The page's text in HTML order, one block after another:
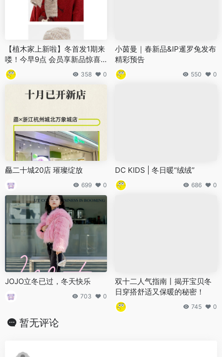
【植木家上新啦】冬首发1期来
喽！今早9点 会员享新品惊喜
价~
358 0
小茵曼｜春新品&IP暹罗兔发布
精彩预告
550 0
厵二十城20店 璀璨绽放
699 0
DC KIDS | 冬日暖“绒绒”
686 0
JOJO立冬已过，冬天快乐
703 0
双十二人气指南丨揭开宝贝冬
日穿搭舒适又保暖的秘密！
745 0
暂无评论